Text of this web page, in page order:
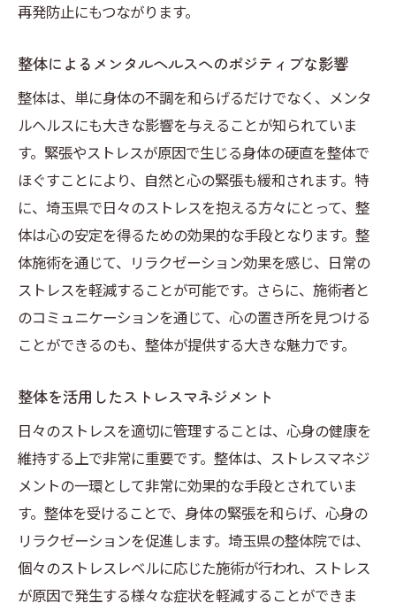
再発防止にもつながります。
整体によるメンタルヘルスへのポジティブな影響
整体は、単に身体の不調を和らげるだけでなく、メンタ
ルヘルスにも大きな影響を与えることが知られていま
す。緊張やストレスが原因で生じる身体の硬直を整体で
ほぐすことにより、自然と心の緊張も緩和されます。特
に、埼玉県で日々のストレスを抱える方々にとって、整
体は心の安定を得るための効果的な手段となります。整
体施術を通じて、リラクゼーション効果を感じ、日常の
ストレスを軽減することが可能です。さらに、施術者と
のコミュニケーションを通じて、心の置き所を見つける
ことができるのも、整体が提供する大きな魅力です。
整体を活用したストレスマネジメント
日々のストレスを適切に管理することは、心身の健康を
維持する上で非常に重要です。整体は、ストレスマネジ
メントの一環として非常に効果的な手段とされていま
す。整体を受けることで、身体の緊張を和らげ、心身の
リラクゼーションを促進します。埼玉県の整体院では、
個々のストレスレベルに応じた施術が行われ、ストレス
が原因で発生する様々な症状を軽減することができま